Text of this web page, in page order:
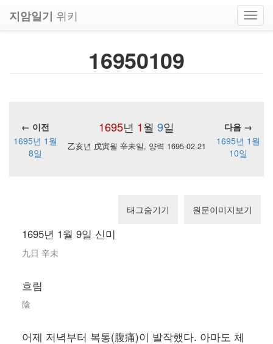
지암일기 위키
16950109
1695년 1월 9일
← 이전
다음 →
1695년 1월
8일
乙亥년 戊寅월 辛未일, 양력 1695-02-21
1695년 1월
10일
태그숨기기 원문이미지보기
1695년 1월 9일 신미
九日 辛未
흐림
陰
어제 저녁부터 복통(腹痛)이 발작했다. 아마도 체